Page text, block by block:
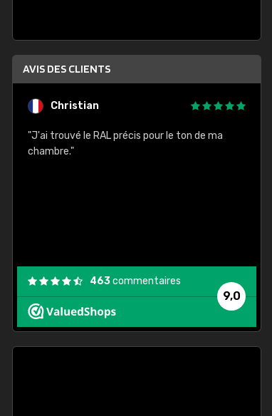
AVIS DES CLIENTS
Christian
"J'ai trouvé le RAL précis pour le ton de ma
chambre."
9,0
463commentaires